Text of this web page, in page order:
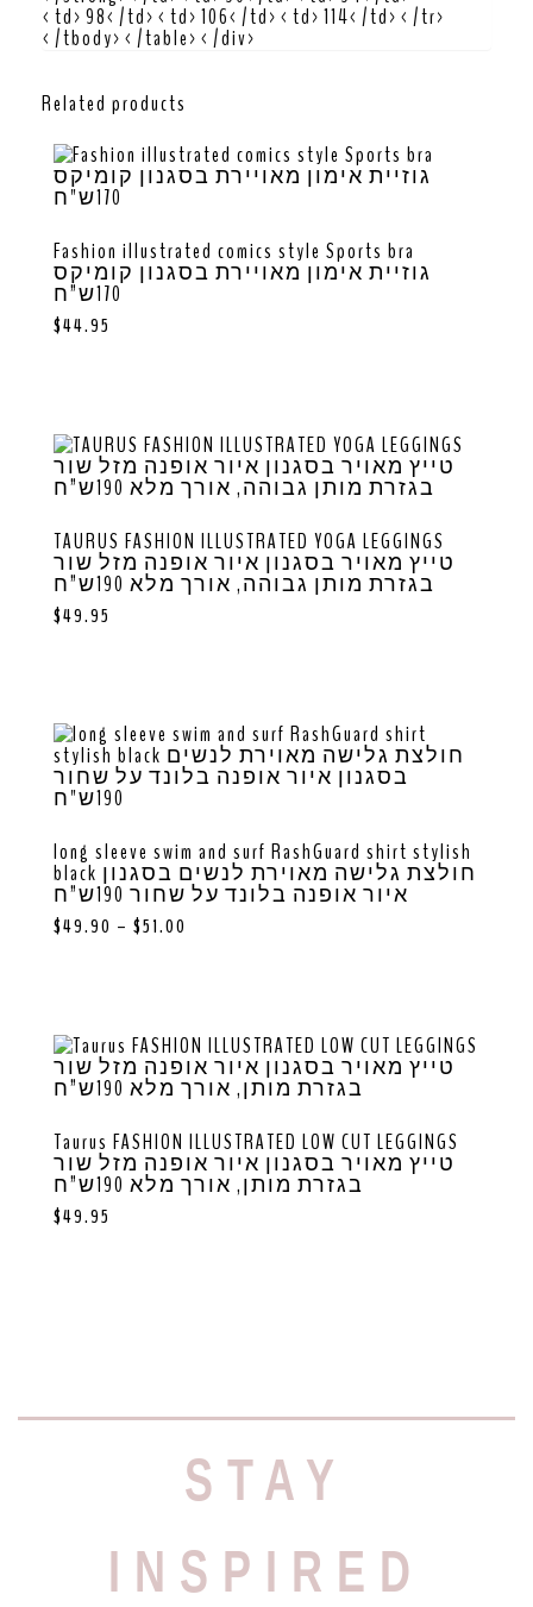
<td>98</td><td>106</td><td>114</td></tr>
</tbody></table></div>
Related products
Fashion illustrated comics style Sports bra
גוזיית אימון מאויירת בסגנון קומיקס
170ש”ח
$44.95
TAURUS FASHION ILLUSTRATED YOGA LEGGINGS
טייץ מאויר בסגנון איור אופנה מזל שור
בגזרת מותן גבוהה, אורך מלא 190ש”ח
$49.95
long sleeve swim and surf RashGuard shirt stylish
black חולצת גלישה מאוירת לנשים בסגנון
איור אופנה בלונד על שחור 190ש”ח
$49.90 – $51.00
Taurus FASHION ILLUSTRATED LOW CUT LEGGINGS
טייץ מאויר בסגנון איור אופנה מזל שור
בגזרת מותן, אורך מלא 190ש”ח
$49.95
STAY
INSPIRED